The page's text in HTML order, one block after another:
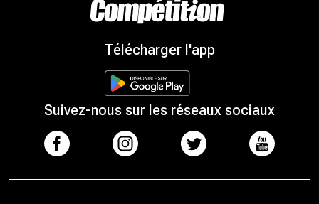
Télécharger l'app
Suivez-nous sur les réseaux sociaux